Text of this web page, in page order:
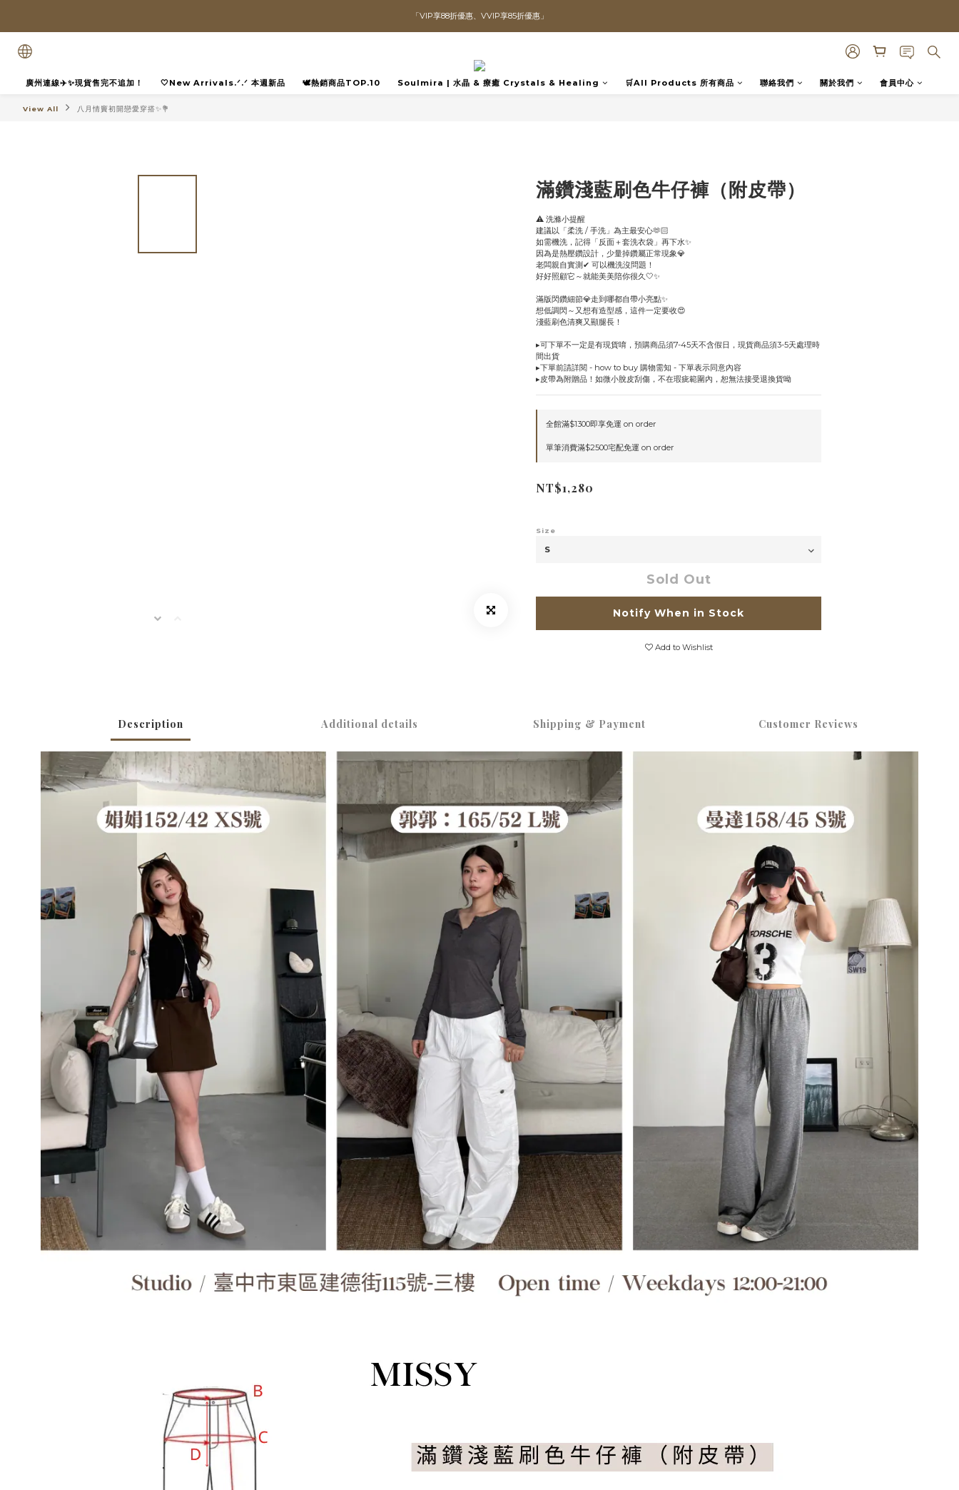
直播喊單享更優惠價格！！
「VIP享88折優惠、VVIP享85折優惠」
直播喊單享更優惠價格！！
廣州連線✈️✨現貨售完不追加！ 🤍New Arrivals.ᐟ.ᐟ 本週新品 🕊️熱銷商品TOP.10 Soulmira | 水晶 & 療癒 Crystals & Healing 🛒All Products 所有商品 聯絡我們 關於我們 會員中心
View All 八月情竇初開戀愛穿搭✨💐
滿鑽淺藍刷色牛仔褲（附皮帶）
⚠️ 洗滌小提醒
建議以「柔洗 / 手洗」為主最安心🫶🏻
如需機洗，記得「反面＋套洗衣袋」再下水✨
因為是熱壓鑽設計，少量掉鑽屬正常現象💎
老闆親自實測✔ 可以機洗沒問題！
好好照顧它～就能美美陪你很久🤍✨
滿版閃鑽細節💎走到哪都自帶小亮點✨
想低調閃～又想有造型感，這件一定要收😍
淺藍刷色清爽又顯腿長！
▸可下單不一定是有現貨唷，預購商品須7-45天不含假日，現貨商品須3-5天處理時
間出貨
▸下單前請詳閱 - how to buy 購物需知 - 下單表示同意內容
▸皮帶為附贈品！如微小脫皮刮傷，不在瑕疵範圍內，恕無法接受退換貨呦
全館滿$1300即享免運 on order
單筆消費滿$2500宅配免運 on order
NT$1,280
Size
Sold Out
Notify When in Stock
Add to Wishlist
Description Additional details Shipping & Payment Customer Reviews